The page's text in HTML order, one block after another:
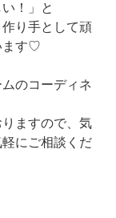
！」と
り手として頑
ます♡
のコーディネ
ますので、気
にご相談くだ